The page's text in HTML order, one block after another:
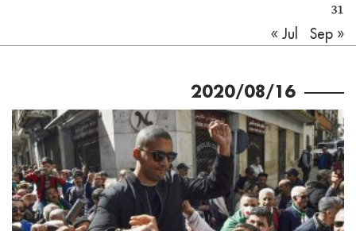
31
« Jul
Sep »
2020/08/16